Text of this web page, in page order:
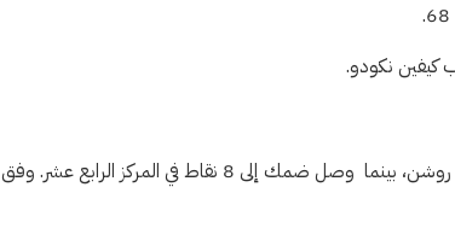
وبتلك النتيجة، رفع الرياض رصيده إلى 14 نقطة في المركز الخامس بجدول ترتيب دوري روشن، بينما وصل ضمك إلى 8 نقاط في المركز الرابع عشر. وفق